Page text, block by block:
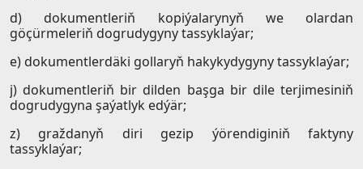
d) dokumentleriň kopiýalarynyň we olardan
göçürmeleriň dogrudygyny tassyklaýar;
e) dokumentlerdäki gollaryň hakykydygyny tassyklaýar;
j) dokumentleriň bir dilden başga bir dile terjimesiniň
dogrudygyna şaýatlyk edýär;
z) graždanyň diri gezip ýörendiginiň faktyny
tassyklaýar;